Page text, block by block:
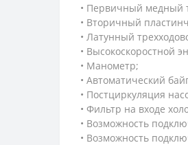
• Первичный медный
• Вторичный
• Латунный
• Высокоскоростной
• Манометр;
• Автоматический
• Постциркуляция
• Фильтр на входе
• Возможность
• Возможность